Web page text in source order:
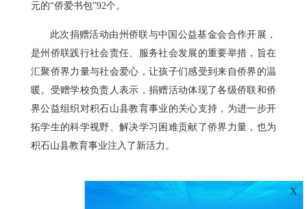
元的“侨爱书包”92个。
此次捐赠活动由州侨联与中国公益基金会合作开展，
是州侨联践行社会责任、服务社会发展的重要举措，旨在
汇聚侨界力量与社会爱心，让孩子们感受到来自侨界的温
暖。受赠学校负责人表示，捐赠活动体现了各级侨联和侨
界公益组织对积石山县教育事业的关心支持，为进一步开
拓学生的科学视野、解决学习困难贡献了侨界力量，也为
积石山县教育事业注入了新活力。
X